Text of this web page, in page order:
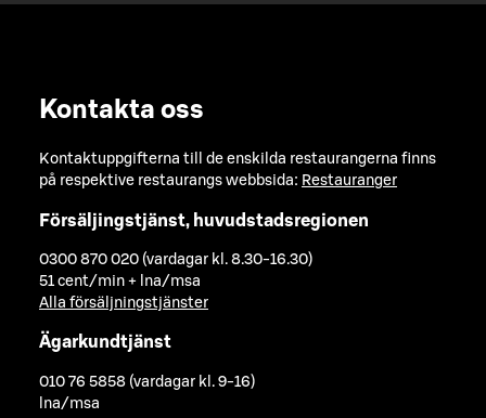
Kontakta oss
Kontaktuppgifterna till de enskilda restaurangerna finns
på respektive restaurangs webbsida: Restauranger
Försäljingstjänst, huvudstadsregionen
0300 870 020 (vardagar kl. 8.30-16.30)
51 cent/min + lna/msa
Alla försäljningstjänster
Ägarkundtjänst
010 76 5858 (vardagar kl. 9-16)
lna/msa